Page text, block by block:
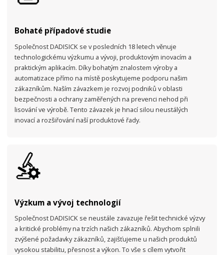
Bohaté případové studie
Společnost DADISICK se v posledních 18 letech věnuje
technologickému výzkumu a vývoji, produktovým inovacím a
praktickým aplikacím. Díky bohatým znalostem výroby a
automatizace přímo na místě poskytujeme podporu našim
zákazníkům. Naším závazkem je rozvoj podniků v oblasti
bezpečnosti a ochrany zaměřených na prevenci nehod při
lisování ve výrobě. Tento závazek je hnací silou neustálých
inovací a rozšiřování naší produktové řady.
Výzkum a vývoj technologií
Společnost DADISICK se neustále zavazuje řešit technické výzvy
a kritické problémy na trzích našich zákazníků. Abychom splnili
zvýšené požadavky zákazníků, zajišťujeme u našich produktů
vysokou stabilitu, přesnost a výkon. To vše s cílem vytvořit